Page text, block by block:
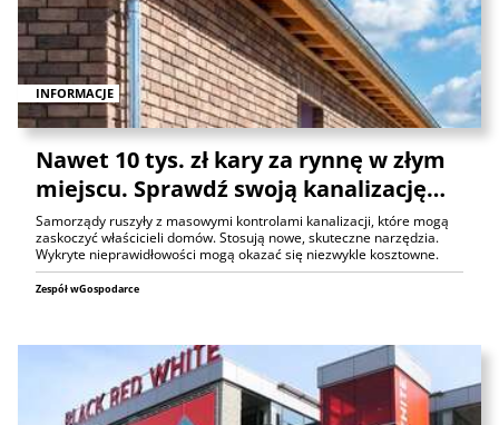
INFORMACJE
Nawet 10 tys. zł kary za rynnę w złym
miejscu. Sprawdź swoją kanalizację…
Samorządy ruszyły z masowymi kontrolami kanalizacji, które mogą
zaskoczyć właścicieli domów. Stosują nowe, skuteczne narzędzia.
Wykryte nieprawidłowości mogą okazać się niezwykle kosztowne.
Zespół wGospodarce